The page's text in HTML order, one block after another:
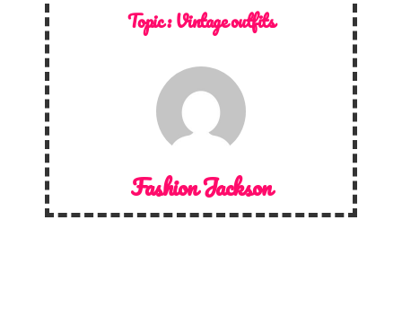
Topic :Vintage outfits
Fashion Jackson